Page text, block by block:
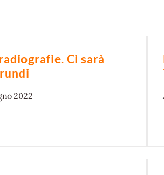
Ci sarà
2022